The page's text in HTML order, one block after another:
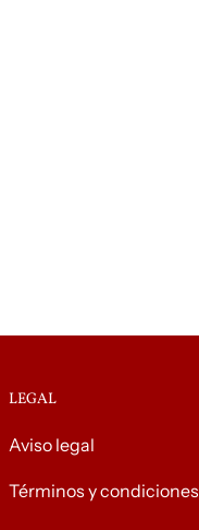
LEGAL
Aviso legal
Términos y condiciones